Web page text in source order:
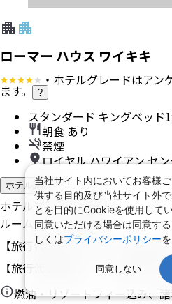
ローマー ハウス ワイキキ
・ホテルグレードはアン
ます。 ?
スタンダード キングベッド1
朝食 あり
禁煙
ロイヤル ハワイアン セ
ホテル詳細
ホテルアレンジ可
ルームアレンジ可
【旅行代金】大人1名355,500
【旅行代金合計】711,000 /
燃油・リゾートフィー込み、
当社サイト内においてお客様
供する目的及び当社サイト外
とを目的にCookieを使用して
同意いただける場合は同意す
しくはプライバシーポリシー
同意しない